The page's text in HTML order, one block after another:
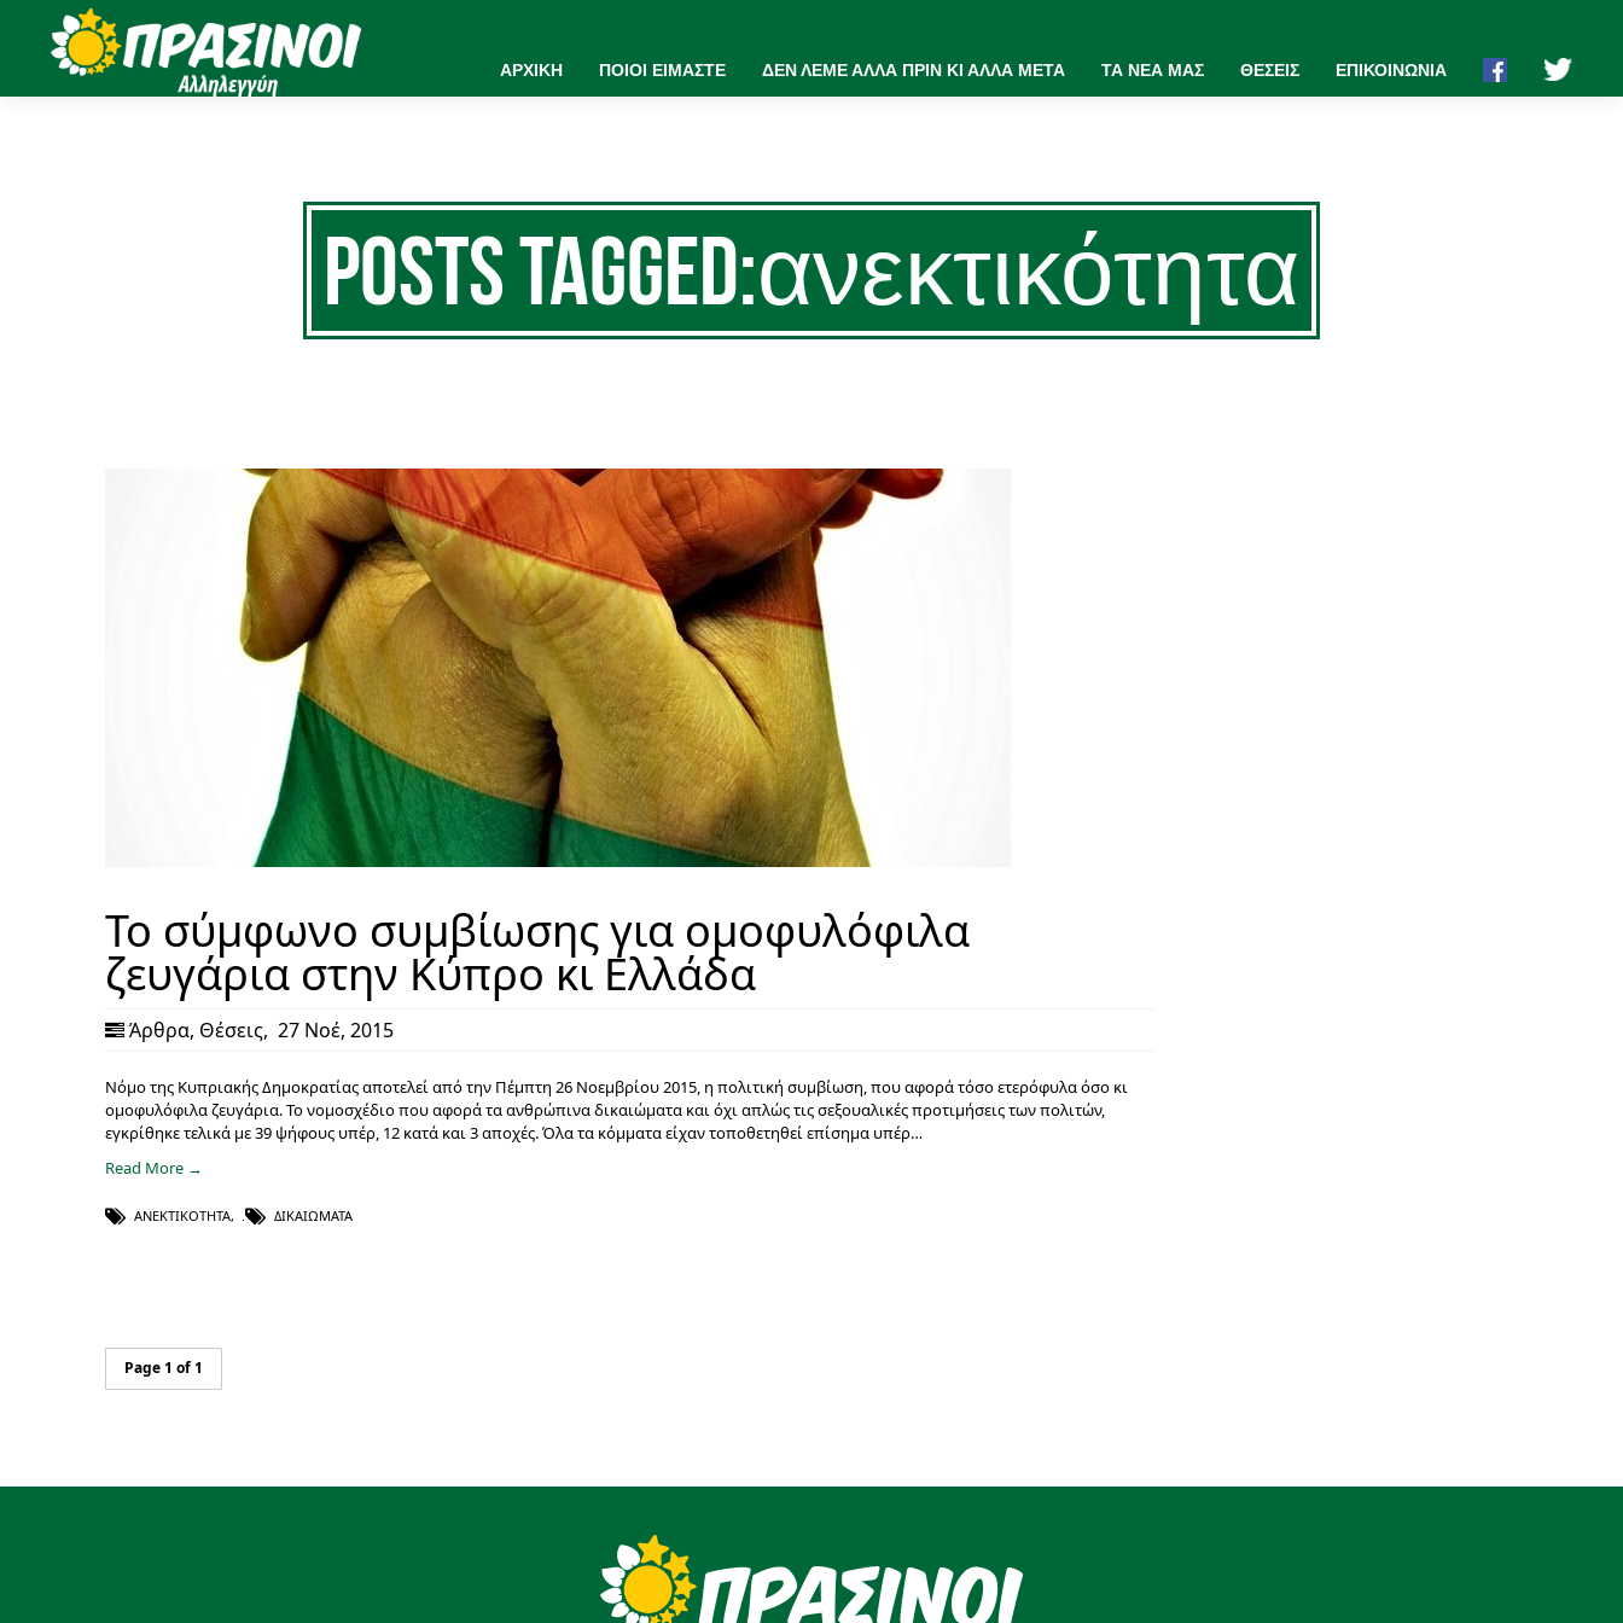
ΑΡΧΙΚΗ ΠΟΙΟΙ ΕΙΜΑΣΤΕ ΔΕΝ ΛΕΜΕ ΑΛΛΑ ΠΡΙΝ ΚΙ ΑΛΛΑ ΜΕΤΑ ΤΑ ΝΕΑ ΜΑΣ ΘΕΣΕΙΣ ΕΠΙΚΟΙΝΩΝΙΑ
Posts Tagged:ανεκτικότητα
Το σύμφωνο συμβίωσης για ομοφυλόφιλα
ζευγάρια στην Κύπρο κι Ελλάδα
Άρθρα, Θέσεις, 27 Νοέ, 2015
Νόμο της Κυπριακής Δημοκρατίας αποτελεί από την Πέμπτη 26 Νοεμβρίου 2015, η πολιτική συμβίωση, που αφορά τόσο ετερόφυλα όσο κι
ομοφυλόφιλα ζευγάρια. Το νομοσχέδιο που αφορά τα ανθρώπινα δικαιώματα και όχι απλώς τις σεξουαλικές προτιμήσεις των πολιτών,
εγκρίθηκε τελικά με 39 ψήφους υπέρ, 12 κατά και 3 αποχές. Όλα τα κόμματα είχαν τοποθετηθεί επίσημα υπέρ…
Read More →
ΑΝΕΚΤΙΚΌΤΗΤΑ, ΔΙΚΑΙΏΜΑΤΑ
Page 1 of 1